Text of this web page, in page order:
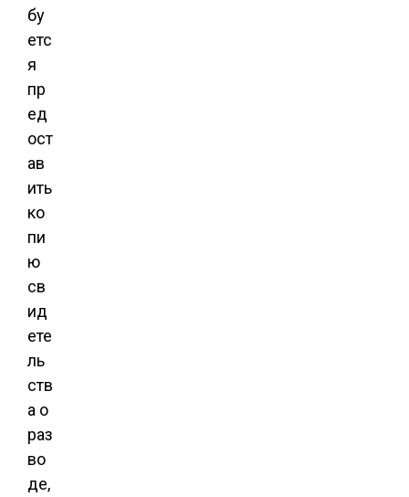
бу
етс
я
пр
ед
ост
ав
ить
ко
пи
ю
св
ид
ете
ль
ств
а о
раз
во
де,